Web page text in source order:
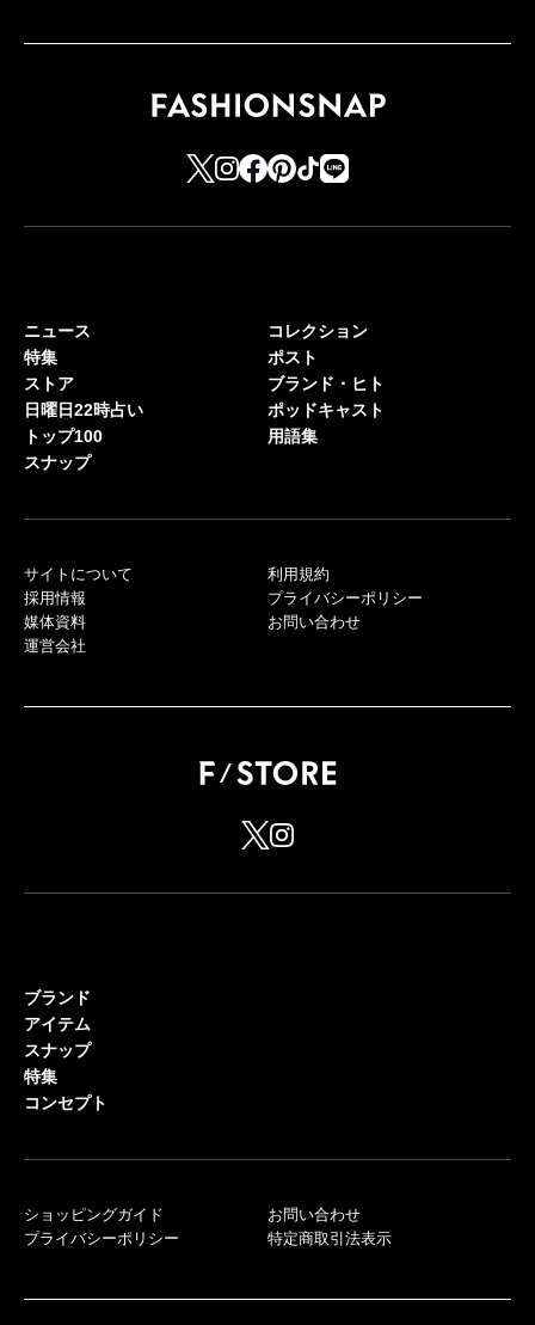
ニュース
特集
ストア
日曜日22時占い
トップ100
スナップ
コレクション
ポスト
ブランド・ヒト
ポッドキャスト
用語集
サイトについて
採用情報
媒体資料
運営会社
利用規約
プライバシーポリシー
お問い合わせ
ブランド
アイテム
スナップ
特集
コンセプト
ショッピングガイド
プライバシーポリシー
お問い合わせ
特定商取引法表示